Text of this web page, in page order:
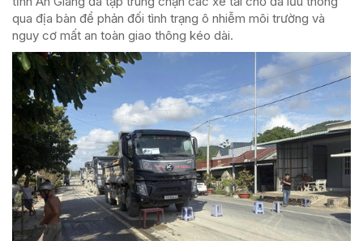
qua địa bàn để phản đối tình trạng ô nhiễm môi trường và
nguy cơ mất an toàn giao thông kéo dài.